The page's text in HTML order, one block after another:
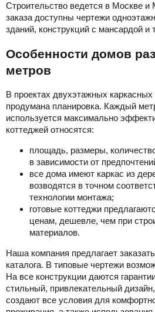
Строительство ведется в Москве и
заказа доступны чертежи
зданий, конструкций с мансардой и
Особенности домов
метров
В проектах двухэтажных
продумана планировка. Каждый
используется максимально
коттеджей относятся:
площадь, размеры,
в зависимости от
все дома имеют каркас из
возводятся в точном
технологии монтажа;
готовые коттеджи
ценам, дешевле, чем при
материалов.
Наша компания предлагает
каталога. В типовые чертежи
На все конструкции даются
стильный, привлекательный
создают все условия для